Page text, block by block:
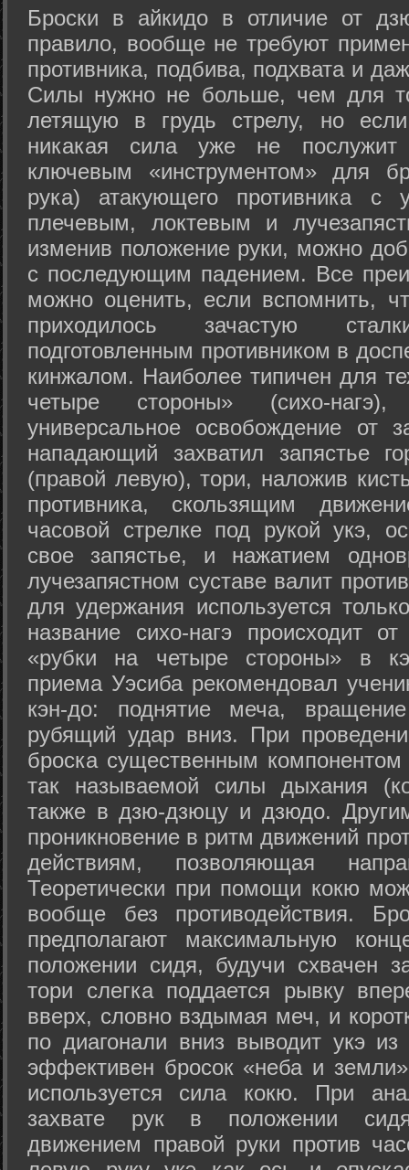
Броски в айкидо в отличие от
правило, вообще не требуют
противника, подбива, подхвата и
Силы нужно не больше, чем для
летящую в грудь стрелу, но
никакая сила уже не
ключевым «инструментом» для
рука) атакующего противника с
плечевым, локтевым и
изменив положение руки, можно
с последующим падением. Все
можно оценить, если вспомнить,
приходилось зачастую
подготовленным противником в
кинжалом. Наиболее типичен для
четыре стороны» (сихо-
универсальное освобождение от
нападающий захватил запястье
(правой левую), тори, наложив
противника, скользящим
часовой стрелке под рукой укэ,
свое запястье, и нажатием
лучезапястном суставе валит
для удержания используется
название сихо-нагэ происходит
«рубки на четыре стороны» в
приема Уэсиба рекомендовал
кэн-до: поднятие меча,
рубящий удар вниз. При
броска существенным компонентом
так называемой силы дыхания
также в дзю-дзюцу и дзюдо.
проникновение в ритм движений
действиям, позволяющая
Теоретически при помощи кокю
вообще без противодействия.
предполагают максимальную
положении сидя, будучи схвачен
тори слегка поддается рывку
вверх, словно вздымая меч, и
по диагонали вниз выводит укэ
эффективен бросок «неба и
используется сила кокю. При
захвате рук в положении
движением правой руки против